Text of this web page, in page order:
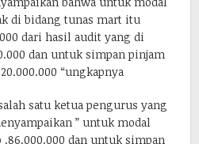
di bidang tunas mart itu
dari hasil audit yang di
dan untuk simpan pinjam
“ungkapnya
satu ketua pengurus yang
” untuk modal
dan untuk simpan